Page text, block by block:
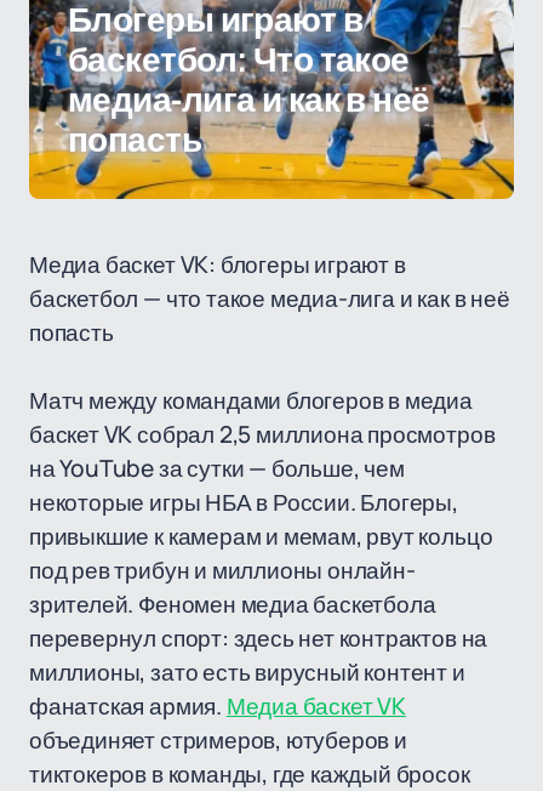
Блогеры играют в
баскетбол: Что такое
медиа-лига и как в неё
попасть
Медиа баскет VK: блогеры играют в
баскетбол — что такое медиа-лига и как в неё
попасть
Матч между командами блогеров в медиа
баскет VK собрал 2,5 миллиона просмотров
на YouTube за сутки — больше, чем
некоторые игры НБА в России. Блогеры,
привыкшие к камерам и мемам, рвут кольцо
под рев трибун и миллионы онлайн-
зрителей. Феномен медиа баскетбола
перевернул спорт: здесь нет контрактов на
миллионы, зато есть вирусный контент и
фанатская армия. Медиа баскет VK
объединяет стримеров, ютуберов и
тиктокеров в команды, где каждый бросок